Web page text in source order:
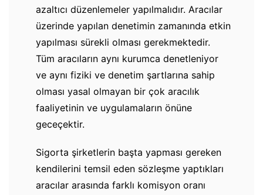
azaltıcı düzenlemeler yapılmalıdır. Aracılar
üzerinde yapılan denetimin zamanında etkin
yapılması sürekli olması gerekmektedir.
Tüm aracıların aynı kurumca denetleniyor
ve aynı fiziki ve denetim şartlarına sahip
olması yasal olmayan bir çok aracılık
faaliyetinin ve uygulamaların önüne
geceçektir.
Sigorta şirketlerin başta yapması gereken
kendilerini temsil eden sözleşme yaptıkları
aracılar arasında farklı komisyon oranı